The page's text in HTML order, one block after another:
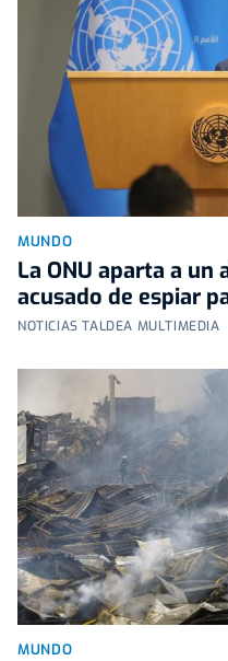
MUNDO
La ONU aparta a un
acusado de espiar
NOTICIAS TALDEA MULTIMEDIA
MUNDO